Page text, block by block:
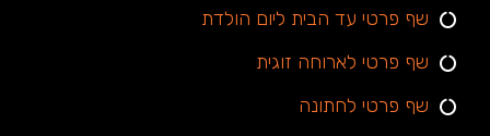
שף פרטי עד הבית ליום הולדת
שף פרטי לארוחה זוגית
שף פרטי לחתונה